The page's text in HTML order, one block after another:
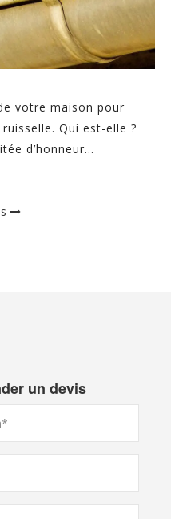
votre maison pour
Qui est-elle ?
d’honneur...
un devis